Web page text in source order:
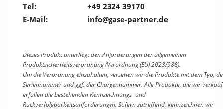
Tel:
+49 2324 39170
E-Mail:
info@gase-partner.de
Dieses Produkt unterliegt den Anforderungen der allgemeinen
Produktsicherheitsverordnung (Verordnung (EU) 2023/988).
Um die Verordnung einzuhalten, versehen wir die Produkte mit dem Typ,
Seriennummer und ggf. der Chargennummer. Alle Produkte, die wir
erfüllen die bestehenden Kennzeichnungs- und
Rückverfolgbarkeitsanforderungen. Sofern zutreffend, kennzeichnen wir